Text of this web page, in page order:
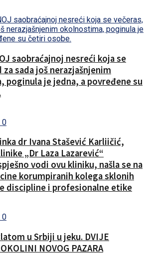
saobraćajnoj nesreći koja se
za sada još nerazjašnjenim
poginula je jedna, a povređene su
0
dr Ivana Stašević Karliičić,
„Dr Laza Lazarević“
vodi ovu kliniku, našla se na
korumpiranih kolega sklonih
discipline i profesionalne etike
0
u Srbiji u jeku. DVIJE
NOVOG PAZARA